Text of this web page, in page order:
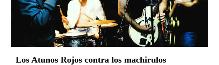
Los Atunos Rojos contra los machirulos